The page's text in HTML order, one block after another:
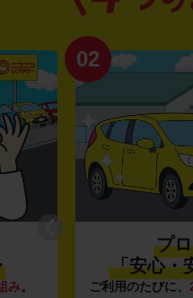
み。
02
プ
「安心・
ご利用のたびに、